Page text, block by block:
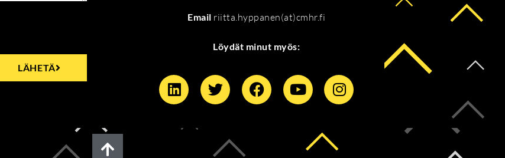
LÄHETÄ
Email riitta.hyppanen(at)cmhr.fi
Löydät minut myös: